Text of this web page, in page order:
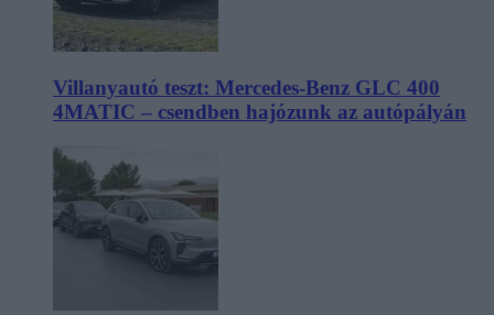
Villanyautó teszt: Mercedes-Benz GLC 400
4MATIC – csendben hajózunk az autópályán